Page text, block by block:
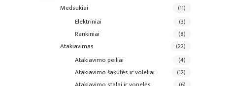
medsukiai (11)
elektriniai (3)
rankiniai (8)
atakiavimas (22)
atakiavimo peiliai (4)
atakiavimo šakutės ir voleliai (12)